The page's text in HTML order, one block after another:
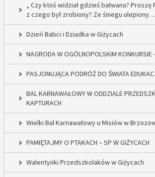
„ Czy ktoś widział gdzieś bałwana?
z czego był zrobiony? Ze śniegu
Dzień Babci i Dziadka w Giżycach
NAGRODA W OGÓLNOPOLSKIM KONKURSIE
PASJONUJĄCA PODRÓŻ DO ŚWIATA
BAL KARNAWAŁOWY W ODDZIALE
KAPTURACH
Wielki Bal Karnawałowy u Misiów w
PAMIĘTAJMY O PTAKACH – SP W GIŻYCACH
Walentynki Przedszkolaków w Giżycach